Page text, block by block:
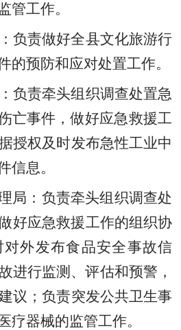
管工作。
负责做好全县文化旅游行
的预防和应对处置工作。
负责牵头组织调查处置急
亡事件 ，做好应急救援工
授权及时发布急性工业中
信息。
局：负责牵头组织调查处
好应急救援工作的组织协
外发布食品安全事故信
进行监测 、评估和预警 ，
议；负责突发公共卫生事
医疗器械的监管工作。